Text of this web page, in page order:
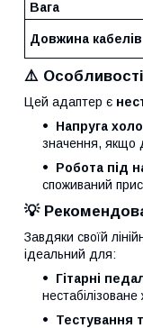
Вага
Довжина кабелів
⚠️ Особливості
Цей адаптер є
Напруга
значення, якщо
Робота під
споживаний
💡
Завдяки своїй
ідеальний для:
Гітарні
Тестування